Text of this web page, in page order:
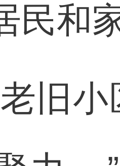
民和
小